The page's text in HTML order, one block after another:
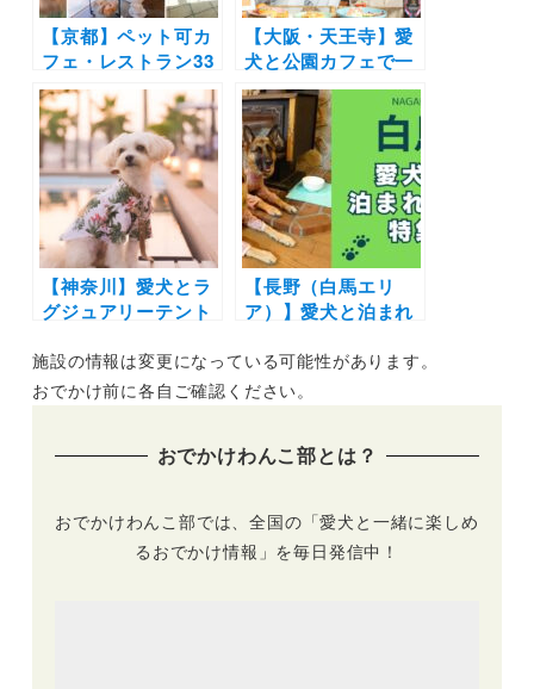
【京都】ペット可カ
フェ・レストラン33
選！店内OKの和菓
子店やドッグラン付
きのカフェまとめ｜
実際のおでかけレポ
ート付き
【大阪・天王寺】愛
犬と公園カフェで一
緒に食事できる！
「ソライロキッチン
天王寺inてんしば」
ドッグメニュー開始
| 記念日プランも
【神奈川】愛犬とラ
グジュアリーテント
リブファーム 逗子マ
リーナで期間限定
9月17日予約開始）
【長野（白馬エリ
ア）】愛犬と泊まれ
のリゾートホテルか
らペットフレンドリ
かけレポートあり）
施設の情報は変更になっている可能性があります。
おでかけ前に各自ご確認ください。
おでかけわんこ部とは？
おでかけわんこ部では、全国の「愛犬と一緒に楽しめ
るおでかけ情報」を毎日発信中！